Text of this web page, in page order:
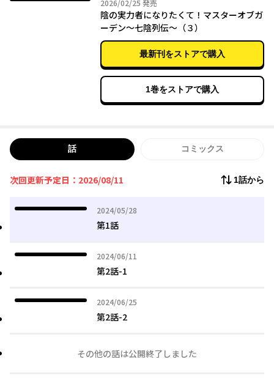
2026/02/25 2026年02月25日
発売
陰の実力者になりたくて！マスターオブガ
ーデン～七陰列伝～（３）
最新刊をストアで購入
1巻をストアで購入
話 コミックス
次回更新予定日：2026/08/11 1話から
2024/05/28
2024年05月28日
第1話
2024/06/11
2024年06月11日
第2話-1
2024/06/25
2024年06月25日
第2話-2
その他の話は公開終了しました